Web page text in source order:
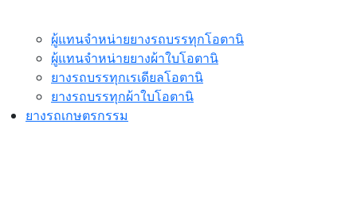
ผู้แทนจำหน่ายยางรถบรรทุกโอตานิ
ผู้แทนจำหน่ายยางผ้าใบโอตานิ
ยางรถบรรทุกเรเดียลโอตานิ
ยางรถบรรทุกผ้าใบโอตานิ
ยางรถเกษตรกรรม